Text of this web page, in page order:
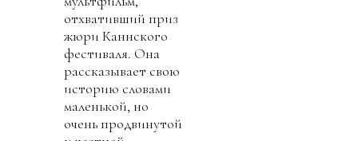
отхвативший приз
жюри Каннского
фестиваля. Она
рассказывает свою
историю словами
маленькой, но
очень продвинутой